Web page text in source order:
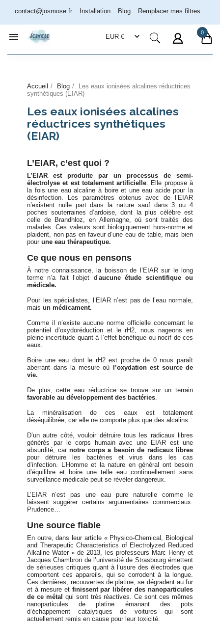
contact@josmose.fr Installation Blog Remplacer mes filtres
 0
Accueil Blog
Les eaux ionisées alcalines réductrices
synthétiques (EIAR)
Les eaux ionisées alcalines
réductrices synthétiques
(EIAR)
L’EIAR, c’est quoi ?
L’EIAR est produite par un processus de semi-
électrolyse et est totalement artificielle. Elle propose à
la fois une eau alcaline à boire et une eau acide pour la
désinfection. Les paramètres obtenus avec de l’EIAR
n’existent nulle part dans la nature sauf dans 3 ou 4
poches souterraines d’ardoise, dont la plus célèbre est
celle de Brandhloz, en Allemagne, où sont traités des
malades. Ces valeurs sont biologiquement hors-norme et
plaident, non pas en faveur d’une eau de table, mais bien
pour une eau thérapeutique.
Ce que nous en pensons
À notre connaissance, la boisson de l’EIAR sur le long
terme n’a fait l’objet d’aucune étude scientifique ou
médicale.
Pour les spécialistes, l’EIAR n’est pas de l’eau normale,
mais un médicament.
Comme il n’existe aucune norme officielle concernant le
potentiel d’oxydoréduction et le rH2, nous nageons en
pleine incertitude quant à l’effet bénéfique ou nocif de ces
eaux.
Boire une eau dont le rH2 est proche de 0 nous paraît
aberrant dans la mesure où
l’oxydation est source de
vie.
De plus, cette eau réductrice se trouve sur un terrain
favorable au développement des bactéries.
La minéralisation de ces eaux est totalement
déséquilibrée, car elle ne comporte plus que des alcalins.
D’un autre côté, vouloir détruire tous les radicaux libres
générés par le corps humain avec une EIAR est une
absurdité, car notre corps a besoin de radicaux libres
pour détruire les bactéries et virus dans les cas
d’infection. L’Homme et la nature en général ont besoin
d’équilibre et boire une telle eau continuellement sans
surveillance médicale peut se révéler dangereux.
L’EIAR n’est pas une eau pure naturelle comme le
laissent suggérer certains argumentaires commerciaux.
Prudence…
Une source fiable
En outre, dans leur article « Physico-Chemical, Biological
and Therapeutic Characteristics of Electrolyzed Reduced
Alkaline Water » de 2013, les professeurs Marc Henry et
Jacques Chambron de l’université de Strasbourg émettent
de sérieuses critiques quant à l’usure des électrodes que
comportent ces appareils, qui se corrodent à la longue.
Ces dernières, recouvertes de platine, se dégradent au fur
et à mesure et finissent par libérer des nanoparticules
de ce métal qui sont très réactives. Ce sont ces mêmes
nanoparticules de platine émanant des pots
d’échappement catalytiques de voitures qui sont
actuellement remis en cause pour leur toxicité.
En ligne